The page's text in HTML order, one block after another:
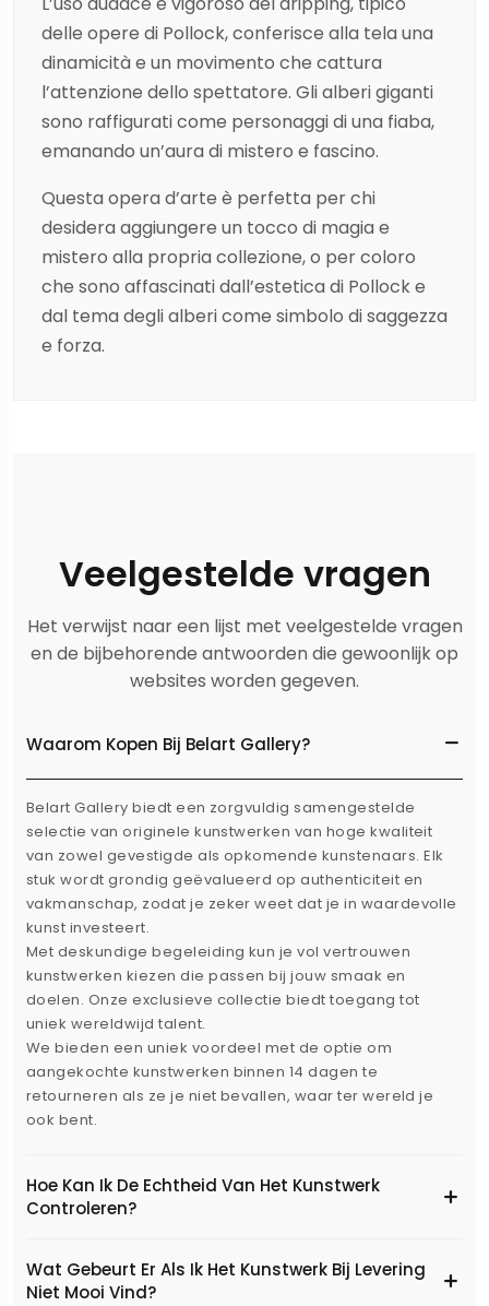
delle opere di Pollock, conferisce alla tela una
dinamicità e un movimento che cattura
l’attenzione dello spettatore. Gli alberi giganti
sono raffigurati come personaggi di una fiaba,
emanando un’aura di mistero e fascino.
Questa opera d’arte è perfetta per chi
desidera aggiungere un tocco di magia e
mistero alla propria collezione, o per coloro
che sono affascinati dall’estetica di Pollock e
dal tema degli alberi come simbolo di saggezza
e forza.
Veelgestelde vragen
Het verwijst naar een lijst met veelgestelde vragen
en de bijbehorende antwoorden die gewoonlijk op
websites worden gegeven.
Waarom Kopen Bij Belart Gallery?
Belart Gallery biedt een zorgvuldig samengestelde
selectie van originele kunstwerken van hoge kwaliteit
van zowel gevestigde als opkomende kunstenaars. Elk
stuk wordt grondig geëvalueerd op authenticiteit en
vakmanschap, zodat je zeker weet dat je in waardevolle
kunst investeert.
Met deskundige begeleiding kun je vol vertrouwen
kunstwerken kiezen die passen bij jouw smaak en
doelen. Onze exclusieve collectie biedt toegang tot
uniek wereldwijd talent.
We bieden een uniek voordeel met de optie om
aangekochte kunstwerken binnen 14 dagen te
retourneren als ze je niet bevallen, waar ter wereld je
ook bent.
Hoe Kan Ik De Echtheid Van Het Kunstwerk
Controleren?
Wat Gebeurt Er Als Ik Het Kunstwerk Bij Levering
Niet Mooi Vind?